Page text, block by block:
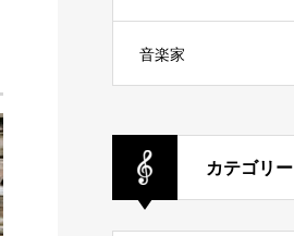
音楽家
カテゴリー